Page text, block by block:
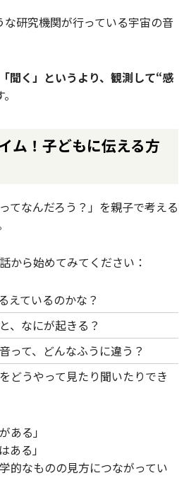
な研究機関が行っている宇宙の音
聞く」というより、観測して“感
ム！子どもに伝える方
てなんだろう？」を親子で考える
から始めてみてください：
えているのかな？
、なにが起きる？
って、どんなふうに違う？
どうやって見たり聞いたりでき
ある」
ある」
的なものの見方につながってい